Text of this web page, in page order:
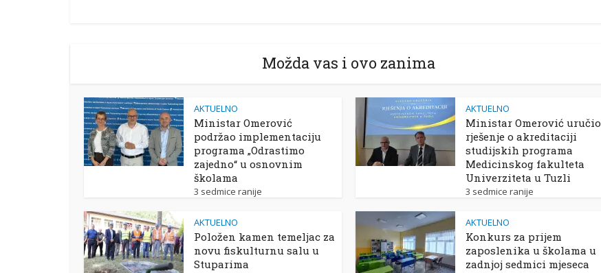
Možda vas i ovo zanima
AKTUELNO
Ministar Omerović
podržao implementaciju
programa „Odrastimo
zajedno“ u osnovnim
školama
3 sedmice ranije
AKTUELNO
Ministar Omerović uručio
rješenje o akreditaciji
studijskih programa
Medicinskog fakulteta
Univerziteta u Tuzli
3 sedmice ranije
AKTUELNO
Položen kamen temeljac za
novu fiskulturnu salu u
Stuparima
AKTUELNO
Konkurs za prijem
zaposlenika u školama u
zadnjoj sedmici mjeseca